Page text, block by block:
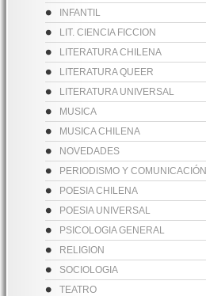
INFANTIL
LIT. CIENCIA FICCION
LITERATURA CHILENA
LITERATURA QUEER
LITERATURA UNIVERSAL
MUSICA
MUSICA CHILENA
NOVEDADES
PERIODISMO Y COMUNICACIÓN
POESIA CHILENA
POESIA UNIVERSAL
PSICOLOGIA GENERAL
RELIGION
SOCIOLOGIA
TEATRO